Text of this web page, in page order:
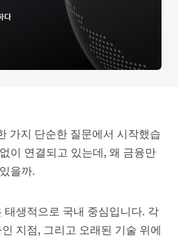
가지 단순한 질문에서 시작했습
이 연결되고 있는데, 왜 금융만
을까.
태생적으로 국내 중심입니다. 각
지점, 그리고 오래된 기술 위에